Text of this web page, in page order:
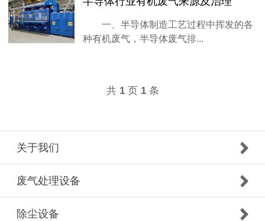
一、半导体制造工艺过程中挥发的各
种有机废气，半导体废气排...
共 1页 1条
关于我们
废气处理设备
除尘设备